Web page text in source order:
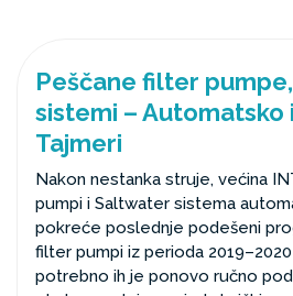
Peščane filter
sistemi – Automatsko
Tajmeri
Nakon nestanka struje, većina
pumpi i Saltwater sistema
pokreće poslednje podešeni
filter pumpi iz perioda
potrebno ih je ponovo ručno